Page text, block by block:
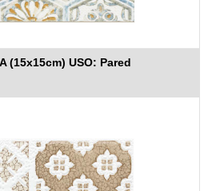
(15x15cm) USO: Pared